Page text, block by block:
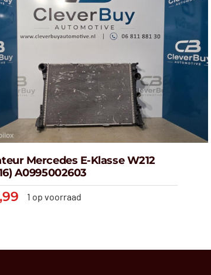
€89,99
Mercedes E-Klasse W212
A0995002603
1 op voorraad